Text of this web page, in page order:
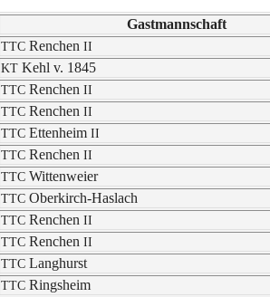
Gast­mann­schaft
TTC Renchen II
KT Kehl v. 1845
TTC Renchen II
TTC Renchen II
TTC Etten­heim II
TTC Renchen II
TTC Witten­wei­er
TTC Ober­kirch-Haslach
TTC Renchen II
TTC Renchen II
TTC Lang­hurst
TTC Rings­heim